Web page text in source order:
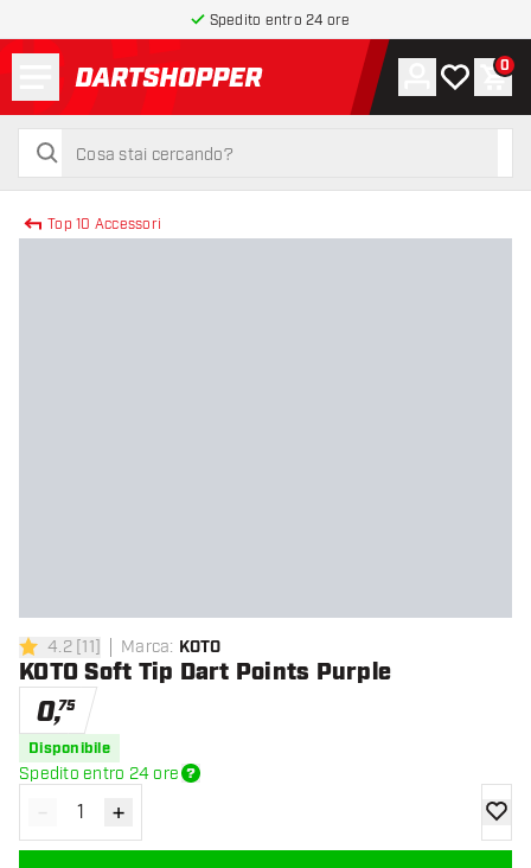
Spedito entro 24 ore
torna alla home page
cerca
cerca
Account
La mia0
Top 10 Accessori
4.2 stelle di valutazione
4.2[11] Marca: KOTO
KOTO Soft Tip Dart Points Purple
0,75
Disponibile
Spedito entro 24 ore
Diminuisci quantità
- Aumenta quantità
+